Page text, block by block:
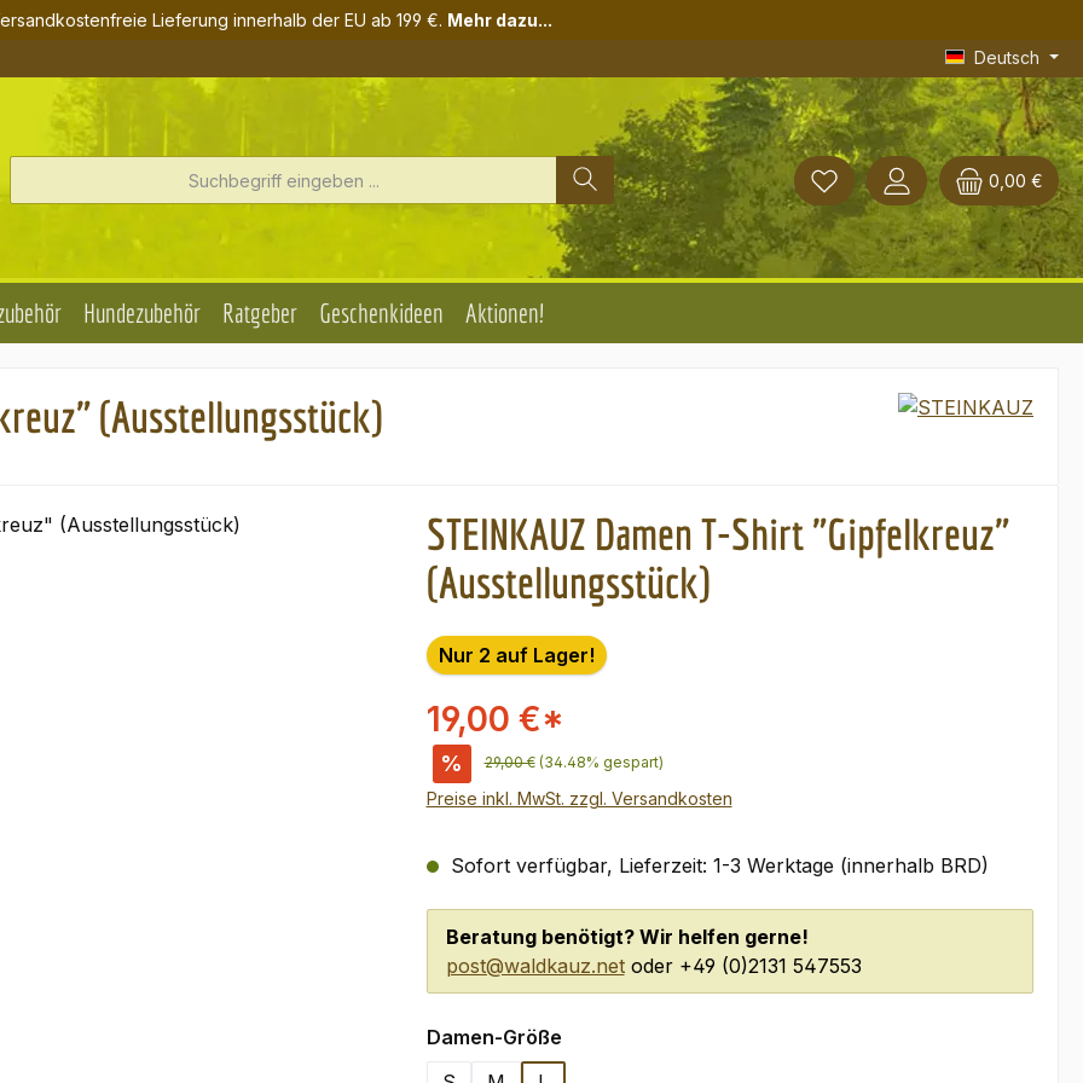
Lieferung innerhalb der EU ab 199 €. Mehr dazu...
Deutsch
0,00 €
Hundezubehör Ratgeber Geschenkideen Aktionen!
(Ausstellungsstück)
STEINKAUZ Damen T-Shirt "Gipfelkreuz"
(Ausstellungsstück)
Nur 2 auf Lager!
19,00 €*
% Regulärer Preis:
29,00 € (34.48% gespart)
Preise inkl. MwSt. zzgl. Versandkosten
Sofort verfügbar, Lieferzeit: 1-3 Werktage (innerhalb BRD)
Beratung benötigt? Wir helfen gerne!
post@waldkauz.netoder +49 (0)2131 547553
Damen-Größeauswählen